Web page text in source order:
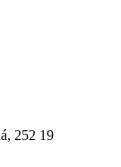
252 19